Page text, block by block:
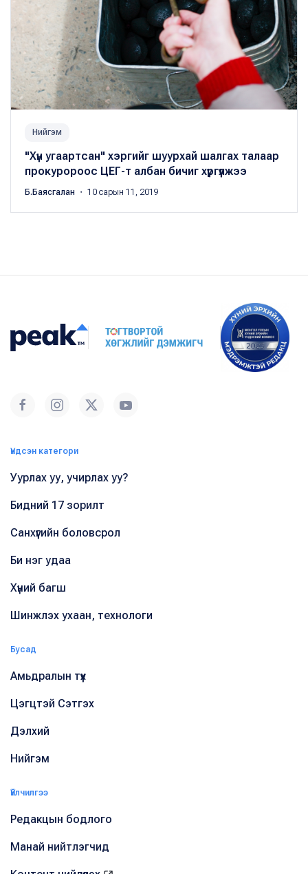
Нийгэм
"Хүн угаартсан" хэргийг шуурхай шалгах талаар
прокуророос ЦЕГ-т албан бичиг хүргүүлжээ
Б.Баясгалан ・ 10 сарын 11, 2019
Үндсэн категори
Уурлах уу, учирлах уу?
Бидний 17 зорилт
Санхүүгийн боловсрол
Би нэг удаа
Хүний багш
Шинжлэх ухаан, технологи
Бусад
Амьдралын түүх
Цэгцтэй Сэтгэх
Дэлхий
Нийгэм
Үйлчилгээ
Редакцын бодлого
Манай нийтлэгчид